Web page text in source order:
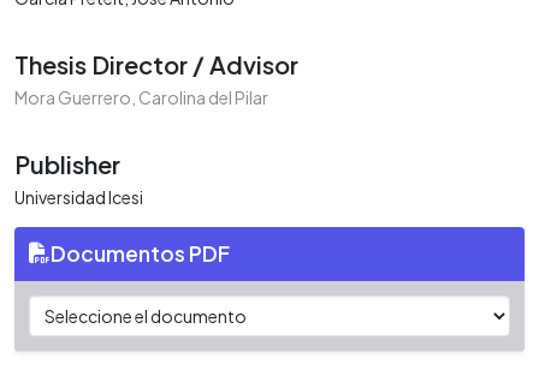
Thesis Director / Advisor
Mora Guerrero, Carolina del Pilar
Publisher
Universidad Icesi
Documentos PDF